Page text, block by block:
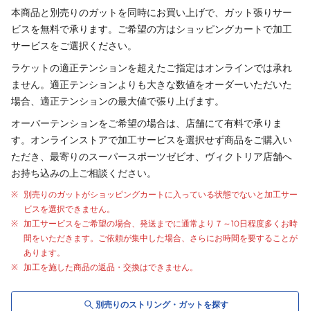
本商品と別売りのガット を同時にお買い上げで、 ガット張りサー
ビスを無料で承ります。ご希望の方はショッピングカートで加工
サービスをご選択ください。
ラケットの適正テンションを超えたご指定はオンラインでは承れ
ません。適正テンションよりも大きな数値をオーダーいただいた
場合、適正テンションの最大値で張り上げます。
オーバーテンションをご希望の場合は、店舗にて有料で承りま
す。オンラインストアで加工サービスを選択せず商品をご購入い
ただき、最寄りのスーパースポーツゼビオ、ヴィクトリア店舗へ
お持ち込みの上ご相談ください。
別売りのガット がショッピングカートに入っている状態でないと加工サー
ビスを選択できません。
加工サービスをご希望の場合、発送までに通常より ７～10日程度多くお時
間をいただきます。ご依頼が集中した場合、さらにお時間を要することが
あります。
加工を施した商品の返品・交換はできません。
別売りのストリング・ ガット を探す